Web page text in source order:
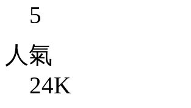
5
人氣
24K